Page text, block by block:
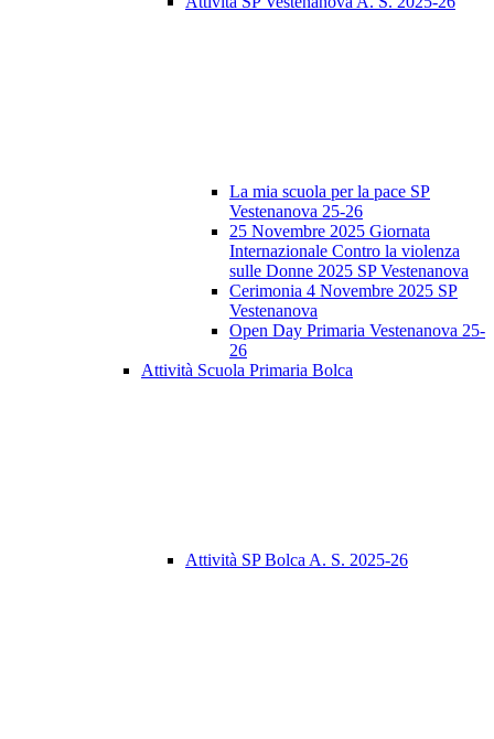
La mia scuola per la pace SP
Vestenanova 25-26
25 Novembre 2025 Giornata
Internazionale Contro la violenza
sulle Donne 2025 SP Vestenanova
Cerimonia 4 Novembre 2025 SP
Vestenanova
Open Day Primaria Vestenanova 25-
26
Attività Scuola Primaria Bolca
Attività SP Bolca A. S. 2025-26